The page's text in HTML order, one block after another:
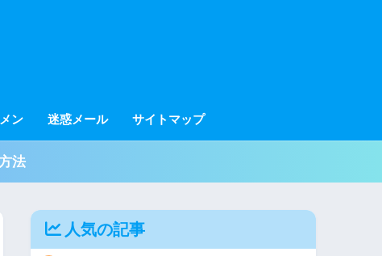
ン 迷惑メール サイトマップ
法
人気の記事